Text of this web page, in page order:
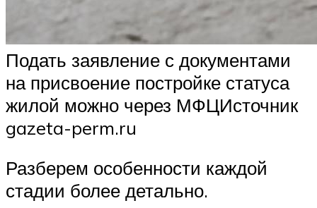
Подать заявление с документами
на присвоение постройке статуса
жилой можно через МФЦИсточник
gazeta-perm.ru
Разберем особенности каждой
стадии более детально.